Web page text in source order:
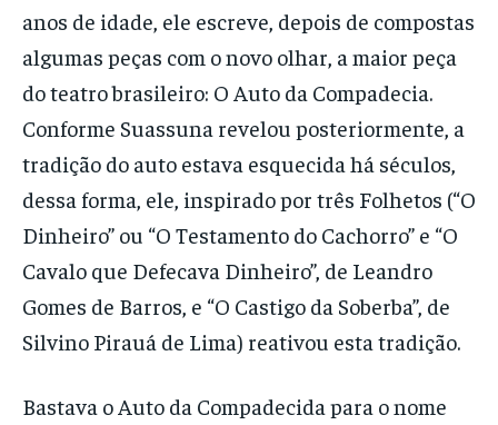
anos de idade, ele escreve, depois de compostas
algumas peças com o novo olhar, a maior peça
do teatro brasileiro: O Auto da Compadecia.
Conforme Suassuna revelou posteriormente, a
tradição do auto estava esquecida há séculos,
dessa forma, ele, inspirado por três Folhetos (“O
Dinheiro” ou “O Testamento do Cachorro” e “O
Cavalo que Defecava Dinheiro”, de Leandro
Gomes de Barros, e “O Castigo da Soberba”, de
Silvino Pirauá de Lima) reativou esta tradição.
Bastava o Auto da Compadecida para o nome